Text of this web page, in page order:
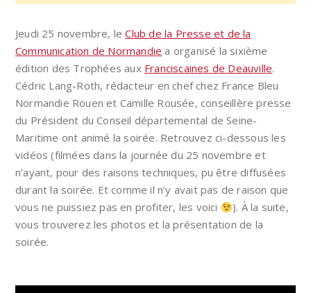
Jeudi 25 novembre, leClub de la Presse et de la
Communication de Normandie a organisé la sixième
édition des Trophées aux Franciscaines de Deauville.
Cédric Lang-Roth, rédacteur en chef chez France Bleu
Normandie Rouen et Camille Rousée, conseillère presse
du Président du Conseil départemental de Seine-
Maritime ont animé la soirée. Retrouvez ci-dessous les
vidéos (filmées dans la journée du 25 novembre et
n’ayant, pour des raisons techniques, pu être diffusées
durant la soirée. Et comme il n’y avait pas de raison que
vous ne puissiez pas en profiter, les voici
). À la suite,
vous trouverez les photos et la présentation de la
soirée.